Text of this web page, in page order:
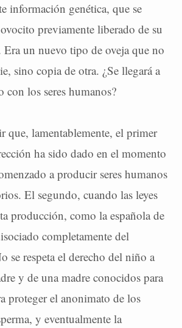
información genética, que se
previamente liberado de su
un nuevo tipo de oveja que no
sino copia de otra. ¿Se llegará a
con los seres humanos?
que, lamentablemente, el primer
ha sido dado en el momento
a producir seres humanos
El segundo, cuando las leyes
producción, como la española de
completamente del
se respeta el derecho del niño a
y de una madre conocidos para
proteger el anonimato de los
y eventualmente la